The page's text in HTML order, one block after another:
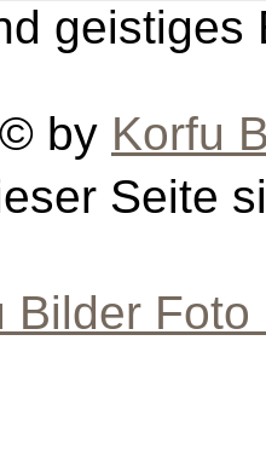
by Korfu
Seite
Bilder Foto